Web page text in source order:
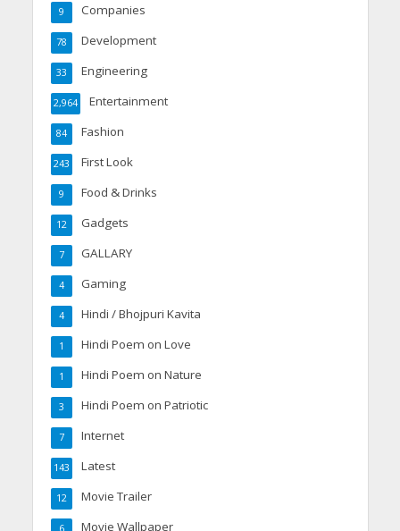
Companies
9
Development
78
Engineering
33
Entertainment
2,964
Fashion
84
First Look
243
Food & Drinks
9
Gadgets
12
GALLARY
7
Gaming
4
Hindi / Bhojpuri Kavita
4
Hindi Poem on Love
1
Hindi Poem on Nature
1
Hindi Poem on Patriotic
3
Internet
7
Latest
143
Movie Trailer
12
Movie Wallpaper
6